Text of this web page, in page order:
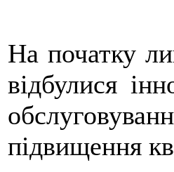
На початку
відбулися
підвищення